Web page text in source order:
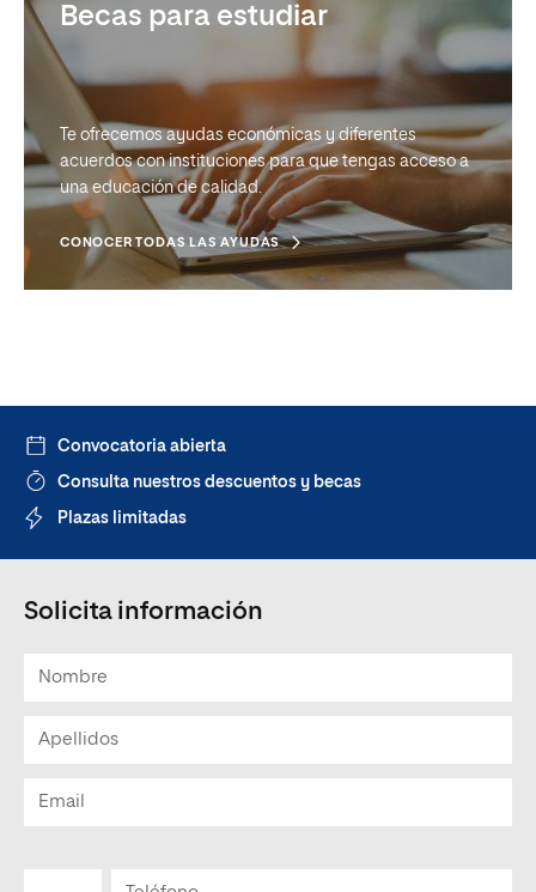
Becas para estudiar
Te ofrecemos ayudas económicas y diferentes
acuerdos con instituciones para que tengas acceso a
una educación de calidad.
CONOCER TODAS LAS AYUDAS
Reconocimiento de créditos
Si tienes estudios previos, puedes solicitar un
reconocimiento de créditos y reducir el tiempo de
obtención del título que quieres cursar.
Convocatoria abierta
Consulta nuestros descuentos y becas
Plazas limitadas
Solicita información